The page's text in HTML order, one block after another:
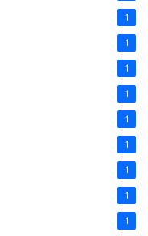
1
1
1
1
1
1
1
1
1